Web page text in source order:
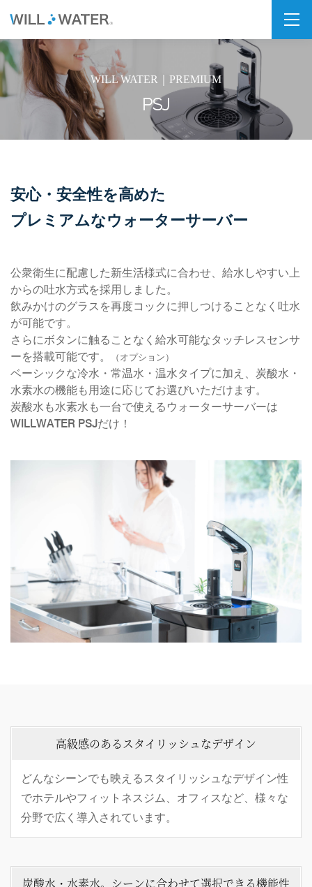
私たちの想い
SDGs
福利厚生
企業情報
拠点・パートナー紹介
PSJシリーズ
PSJ-H2 & SPARKLING
PSJ-SPARKLING
PSJ-H2
PSJ-BASIC
ADXシリーズ / ADX
PSJ PROFESSIONAL
ホテル・旅館・宿泊施設
店舗・サロン・クリニックなど
個人宅
メニュー
お問い合わせ
0120-288-822
WILL WATER｜PREMIUM
PSJ
安心・安全性を高めた
プレミアムなウォーターサーバー
公衆衛生に配慮した新生活様式に合わせ、給水しやすい上
からの吐水方式を採用しました。
飲みかけのグラスを再度コックに押しつけることなく吐水
が可能です。
さらにボタンに触ることなく給水可能なタッチレスセンサ
ーを搭載可能です。
（オプション）
ベーシックな冷水・常温水・温水タイプに加え、炭酸水・
水素水の機能も用途に応じてお選びいただけます。
炭酸水も水素水も一台で使えるウォーターサーバーは
WILLWATER PSJだけ！
高級感のあるスタイリッシュなデザイン
どんなシーンでも映えるスタイリッシュなデザイン性
でホテルやフィットネスジム、オフィスなど、様々な
分野で広く導入されています。
炭酸水・水素水。シーンに合わせて選択できる機能性